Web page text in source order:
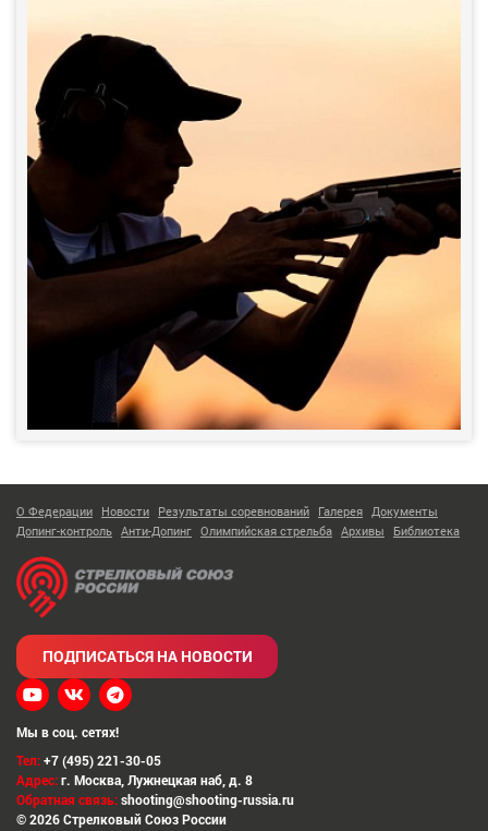
О Федерации Новости Результаты соревнований Галерея Документы
Допинг-контроль Анти-Допинг Олимпийская стрельба Архивы Библиотека
Тел:+7 (495) 221-30-05
Адрес:г. Москва,Лужнецкая наб, д. 8
Обратная связь:shooting@shooting-russia.ru
© 2026 Стрелковый Союз России
ПОДПИСАТЬСЯ НА НОВОСТИ
Мы в соц. сетях!